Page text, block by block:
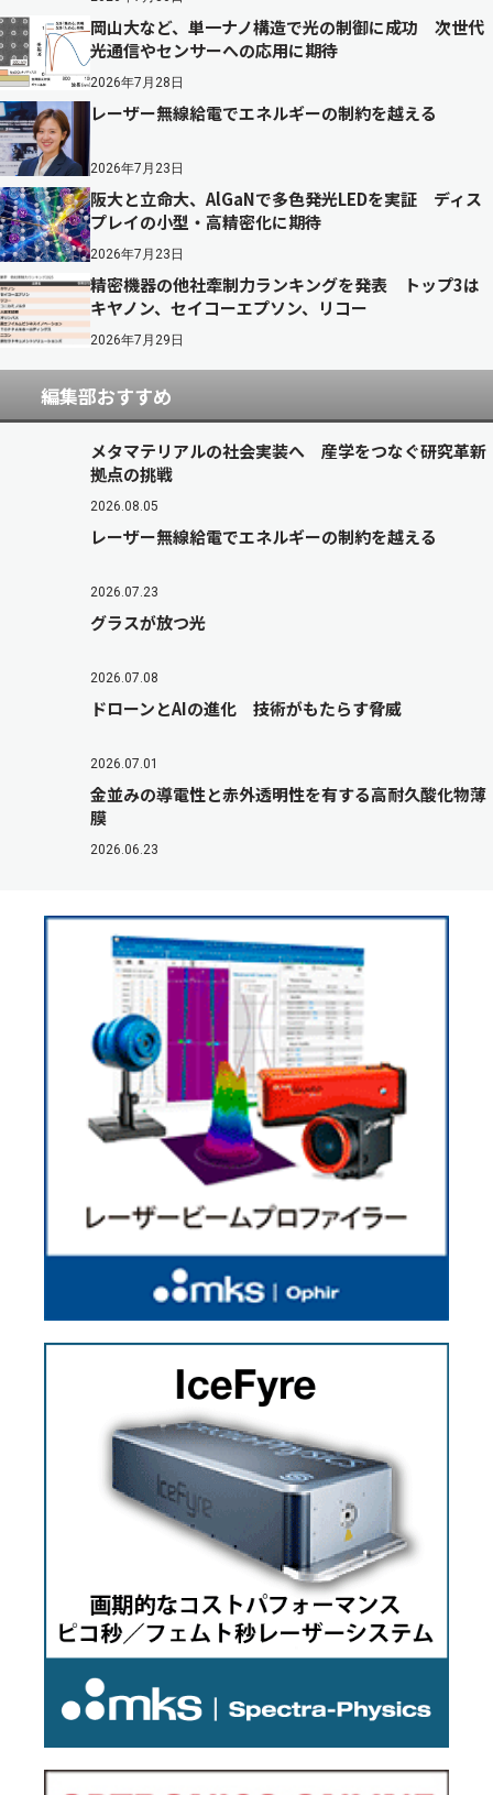
岡山大など、単一ナノ構造で光の制御に成功 次世代
光通信やセンサーへの応用に期待
2026年7月28日
レーザー無線給電でエネルギーの制約を越える
2026年7月23日
阪大と立命大、AlGaNで多色発光LEDを実証 ディス
プレイの小型・高精密化に期待
2026年7月23日
精密機器の他社牽制力ランキングを発表 トップ3は
キヤノン、セイコーエプソン、リコー
2026年7月29日
編集部おすすめ
メタマテリアルの社会実装へ 産学をつなぐ研究革新
拠点の挑戦
2026.08.05
レーザー無線給電でエネルギーの制約を越える
2026.07.23
グラスが放つ光
2026.07.08
ドローンとAIの進化 技術がもたらす脅威
2026.07.01
金並みの導電性と赤外透明性を有する高耐久酸化物薄
膜
2026.06.23